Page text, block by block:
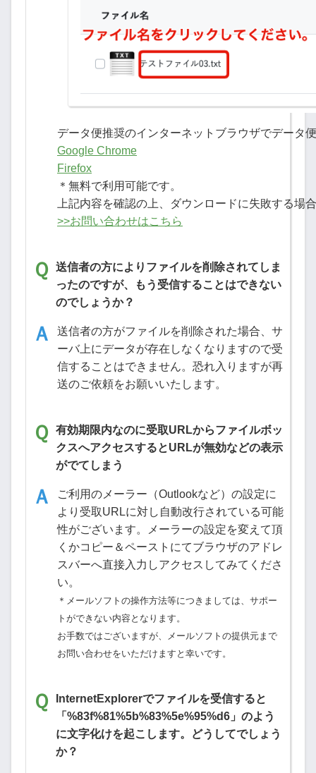
データ便推奨のインターネットブラウザでデータ
Google Chrome
Firefox
＊無料で利用可能です。
上記内容を確認の上、ダウンロードに失敗する場
>>お問い合わせはこちら
送信者の方によりファイルを削除されてしま
ったのですが、もう受信することはできない
のでしょうか？
送信者の方がファイルを削除された場合、サ
ーバ上にデータが存在しなくなりますので受
信することはできません。恐れ入りますが再
送のご依頼をお願いいたします。
有効期限内なのに受取URLからファイルボッ
クスへアクセスするとURLが無効などの表示
がでてしまう
ご利用のメーラー（Outlookなど）の設定に
より受取URLに対し自動改行されている可能
性がございます。メーラーの設定を変えて頂
くかコピー＆ペーストにてブラウザのアドレ
スバーへ直接入力しアクセスしてみてくださ
い。
＊メールソフトの操作方法等につきましては、サポー
トができない内容となります。
お手数ではございますが、メールソフトの提供元まで
お問い合わせをいただけますと幸いです。
InternetExplorerでファイルを受信すると
「%83f%81%5b%83%5e%95%d6」のよう
に文字化けを起こします。どうしてでしょう
か？